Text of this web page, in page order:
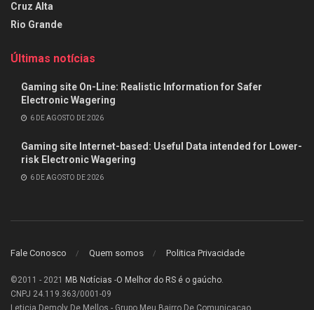
Cruz Alta
Rio Grande
Últimas notícias
Gaming site On-Line: Realistic Information for Safer
Electronic Wagering
6 DE AGOSTO DE 2026
Gaming site Internet-based: Useful Data intended for Lower-
risk Electronic Wagering
6 DE AGOSTO DE 2026
Fale Conosco Quem somos Politica Privacidade
©2011 - 2021 MB Notícias -O Melhor do RS é o gaúcho.
CNPJ 24.119.363/0001-09
Leticia Demoly De Mellos - Grupo Meu Bairro De Comunicacao